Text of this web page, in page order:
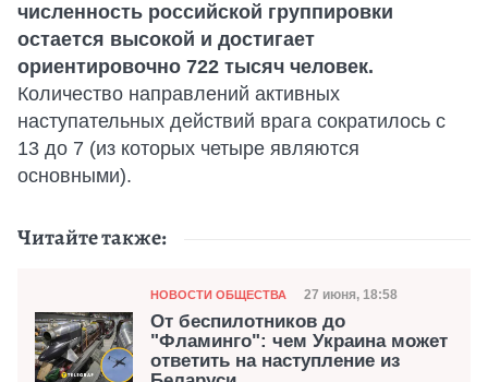
численность российской группировки
остается высокой и достигает
ориентировочно 722 тысяч человек.
Количество направлений активных
наступательных действий врага сократилось с
13 до 7 (из которых четыре являются
основными).
Читайте также:
Категория
НОВОСТИ ОБЩЕСТВА Дата публикации
27 июня, 18:58
От беспилотников до
"Фламинго": чем Украина может
ответить на наступление из